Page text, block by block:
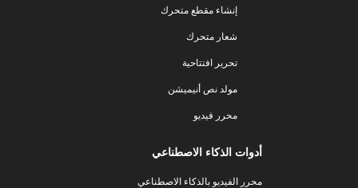
إنشاء مقطع متحرك
شعار متحرك
تحرير افتتاحية
مولد نص أنيميشن
محرر فيديو
أدوات الذكاء الاصطناعي
محرر الفيديو بالذكاء الاصطناعي